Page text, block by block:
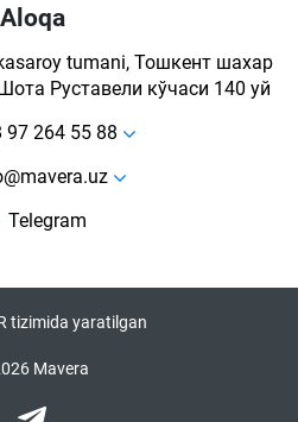
Aloqa
tumani, Тошкент шахар
Руставели кўчаси 140 уй
97 264 55 88
Telegram
tizimida yaratilgan
Mavera